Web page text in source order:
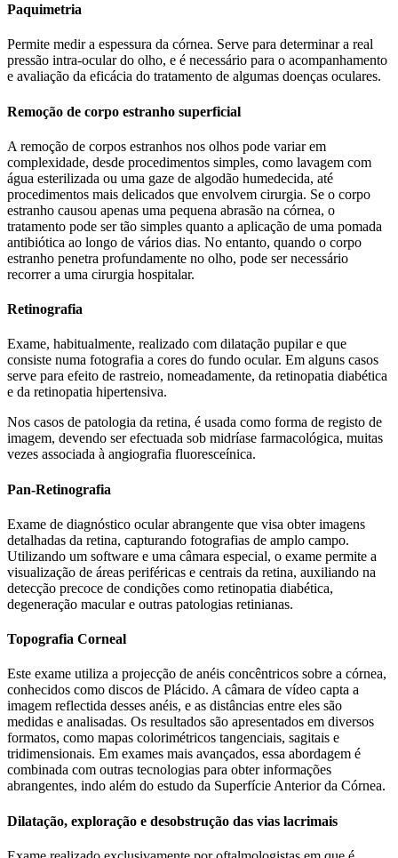
Paquimetria
Permite medir a espessura da córnea. Serve para determinar a real
pressão intra-ocular do olho, e é necessário para o acompanhamento
e avaliação da eficácia do tratamento de algumas doenças oculares.
Remoção de corpo estranho superficial
A remoção de corpos estranhos nos olhos pode variar em
complexidade, desde procedimentos simples, como lavagem com
água esterilizada ou uma gaze de algodão humedecida, até
procedimentos mais delicados que envolvem cirurgia. Se o corpo
estranho causou apenas uma pequena abrasão na córnea, o
tratamento pode ser tão simples quanto a aplicação de uma pomada
antibiótica ao longo de vários dias. No entanto, quando o corpo
estranho penetra profundamente no olho, pode ser necessário
recorrer a uma cirurgia hospitalar.
Retinografia
Exame, habitualmente, realizado com dilatação pupilar e que
consiste numa fotografia a cores do fundo ocular. Em alguns casos
serve para efeito de rastreio, nomeadamente, da retinopatia diabética
e da retinopatia hipertensiva.
Nos casos de patologia da retina, é usada como forma de registo de
imagem, devendo ser efectuada sob midríase farmacológica, muitas
vezes associada à angiografia fluoresceínica.
Pan-Retinografia
Exame de diagnóstico ocular abrangente que visa obter imagens
detalhadas da retina, capturando fotografias de amplo campo.
Utilizando um software e uma câmara especial, o exame permite a
visualização de áreas periféricas e centrais da retina, auxiliando na
detecção precoce de condições como retinopatia diabética,
degeneração macular e outras patologias retinianas.
Topografia Corneal
Este exame utiliza a projecção de anéis concêntricos sobre a córnea,
conhecidos como discos de Plácido. A câmara de vídeo capta a
imagem reflectida desses anéis, e as distâncias entre eles são
medidas e analisadas. Os resultados são apresentados em diversos
formatos, como mapas colorimétricos tangenciais, sagitais e
tridimensionais. Em exames mais avançados, essa abordagem é
combinada com outras tecnologias para obter informações
abrangentes, indo além do estudo da Superfície Anterior da Córnea.
Dilatação, exploração e desobstrução das vias lacrimais